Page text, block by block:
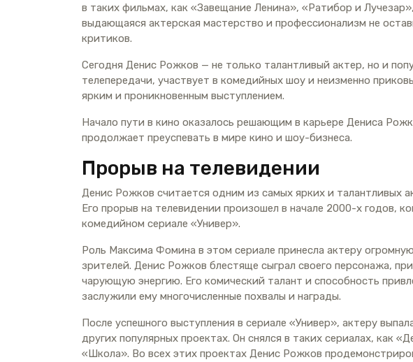
в таких фильмах, как «Завещание Ленина», «Ратибор и
выдающаяся актерская мастерство и профессионализм не
критиков.
Сегодня Денис Рожков — не только талантливый актер, но и
телепередачи, участвует в комедийных шоу и неизменно
ярким и проникновенным выступлением.
Начало пути в кино оказалось решающим в карьере Дениса
продолжает преуспевать в мире кино и шоу-бизнеса.
Прорыв на телевидении
Денис Рожков считается одним из самых ярких и талантливых
Его прорыв на телевидении произошел в начале 2000-х годов,
комедийном сериале «Универ».
Роль Максима Фомина в этом сериале принесла актеру
зрителей. Денис Рожков блестяще сыграл своего персонажа,
чарующую энергию. Его комический талант и способность
заслужили ему многочисленные похвалы и награды.
После успешного выступления в сериале «Универ», актеру
других популярных проектах. Он снялся в таких сериалах, как
«Школа». Во всех этих проектах Денис Рожков